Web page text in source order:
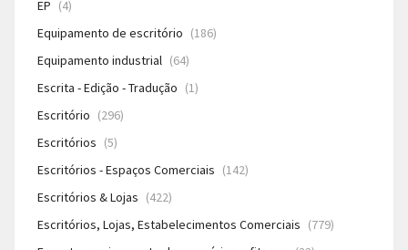
EP (4)
Equipamento de escritório (186)
Equipamento industrial (64)
Escrita - Edição - Tradução (1)
Escritório (296)
Escritórios (5)
Escritórios - Espaços Comerciais (142)
Escritórios & Lojas (422)
Escritórios, Lojas, Estabelecimentos Comerciais (779)